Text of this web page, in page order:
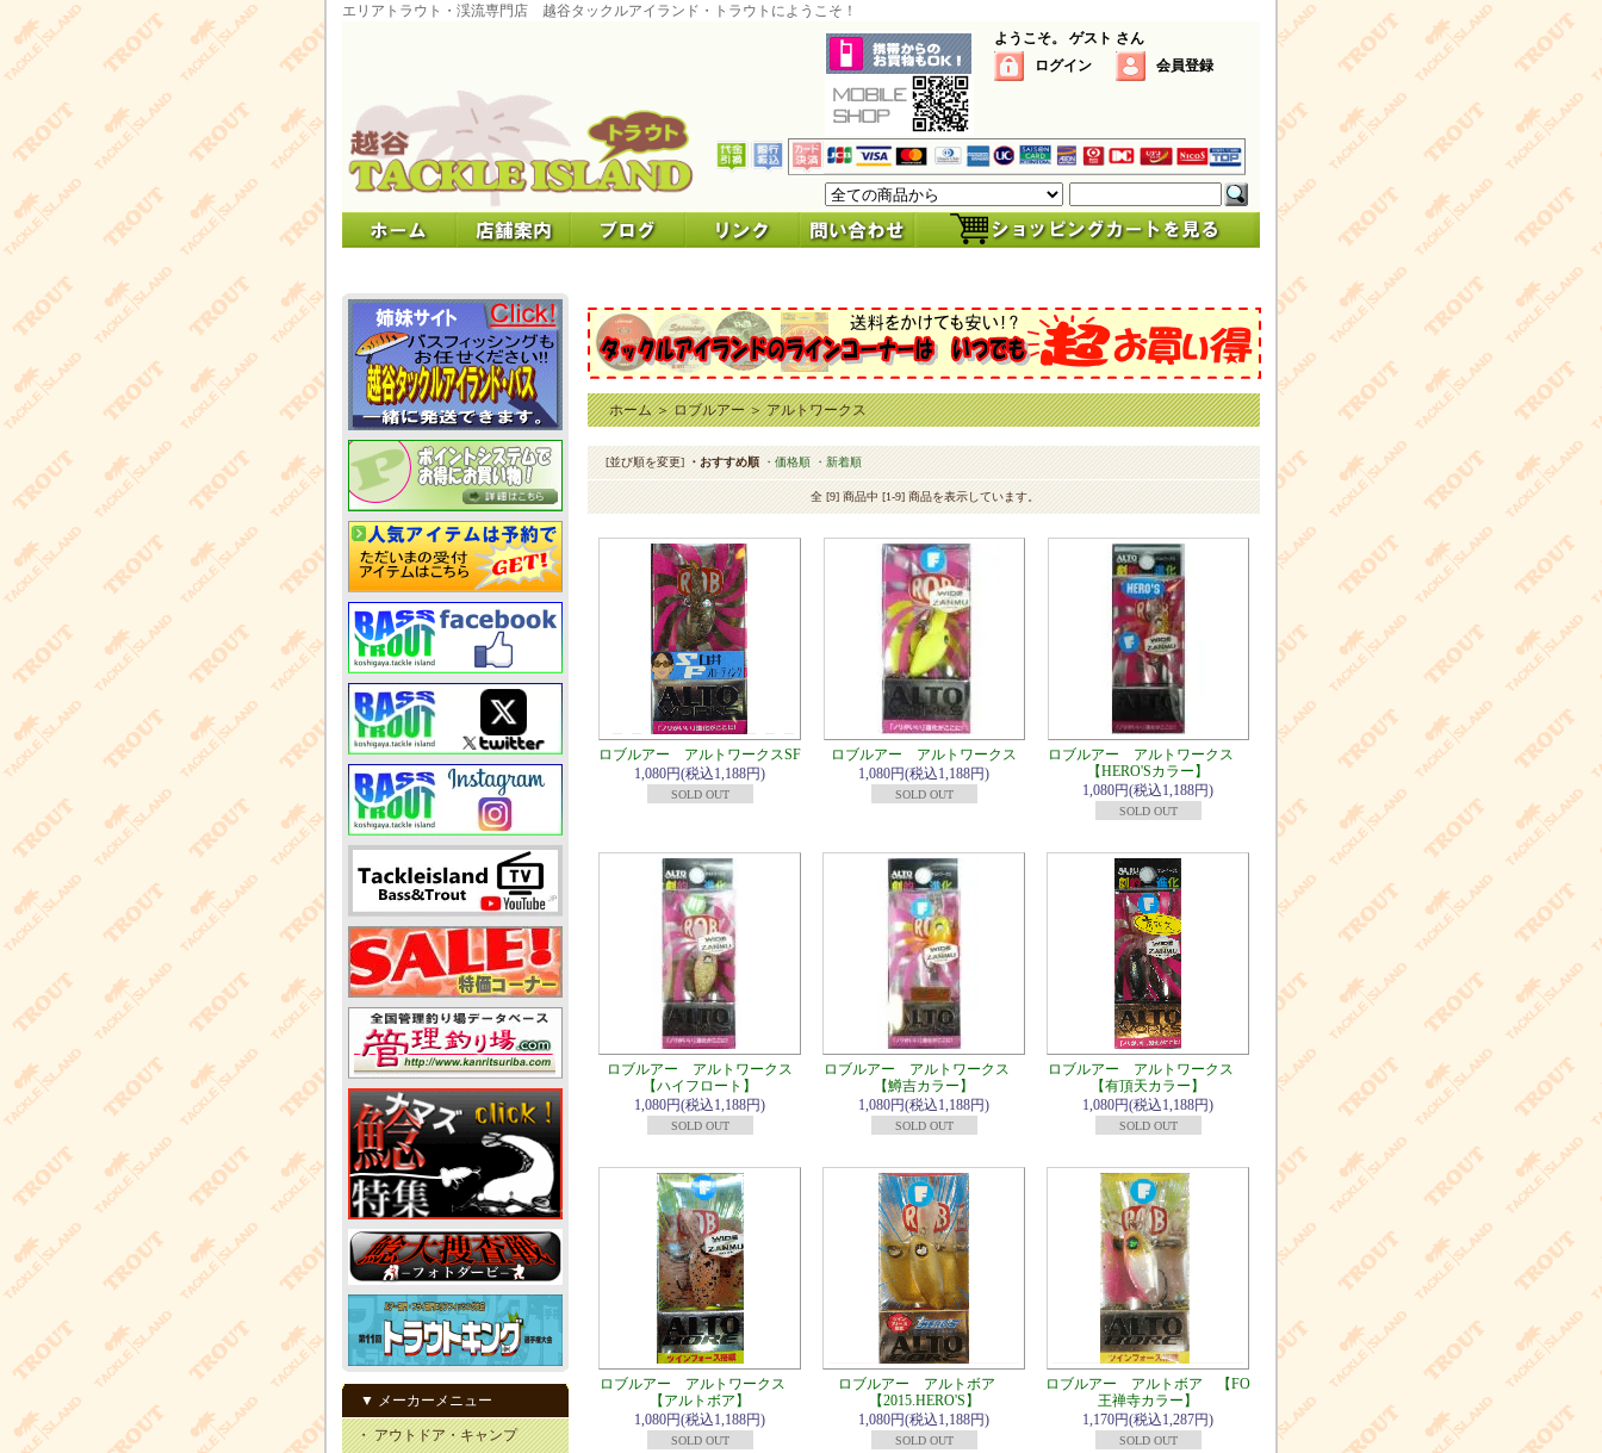
エリアトラウト・渓流専門店 越谷タックルアイランド・トラウトにようこそ！
ようこそ。 ゲスト さん
ログイン
会員登録
▼ メーカーメニュー
・ アウトドア・キャンプ
ホーム＞ロブルアー＞アルトワークス
[並び順を変更] ・おすすめ順 ・価格順 ・新着順
全 [9] 商品中 [1-9] 商品を表示しています。
ロブルアー アルトワークスSF
1,080円(税込1,188円)
SOLD OUT
ロブルアー アルトワークス
1,080円(税込1,188円)
SOLD OUT
ロブルアー アルトワークス
【HERO'Sカラー】
1,080円(税込1,188円)
SOLD OUT
ロブルアー アルトワークス
【ハイフロート】
1,080円(税込1,188円)
SOLD OUT
ロブルアー アルトワークス
【鱒吉カラー】
1,080円(税込1,188円)
SOLD OUT
ロブルアー アルトワークス
【有頂天カラー】
1,080円(税込1,188円)
SOLD OUT
ロブルアー アルトワークス
【アルトボア】
1,080円(税込1,188円)
SOLD OUT
ロブルアー アルトボア
【2015.HERO'S】
1,080円(税込1,188円)
SOLD OUT
ロブルアー アルトボア 【FO
王禅寺カラー】
1,170円(税込1,287円)
SOLD OUT